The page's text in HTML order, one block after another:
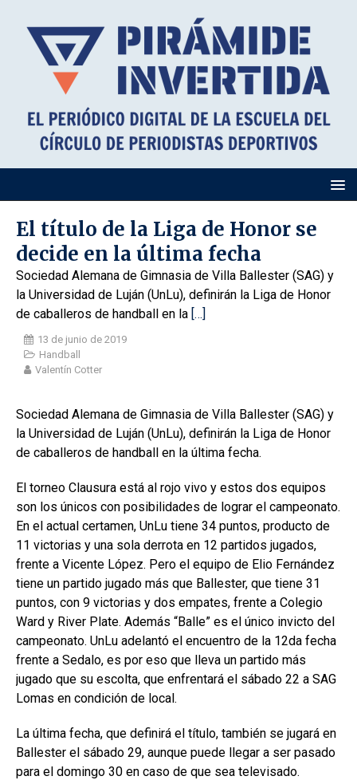
El título de la Liga de Honor se
decide en la última fecha
Sociedad Alemana de Gimnasia de Villa Ballester (SAG) y
la Universidad de Luján (UnLu), definirán la Liga de Honor
de caballeros de handball en la […]
13 de junio de 2019
Handball
Valentín Cotter
Sociedad Alemana de Gimnasia de Villa Ballester (SAG) y
la Universidad de Luján (UnLu), definirán la Liga de Honor
de caballeros de handball en la última fecha.
El torneo Clausura está al rojo vivo y estos dos equipos
son los únicos con posibilidades de lograr el campeonato.
En el actual certamen, UnLu tiene 34 puntos, producto de
11 victorias y una sola derrota en 12 partidos jugados,
frente a Vicente López. Pero el equipo de Elio Fernández
tiene un partido jugado más que Ballester, que tiene 31
puntos, con 9 victorias y dos empates, frente a Colegio
Ward y River Plate. Además “Balle” es el único invicto del
campeonato. UnLu adelantó el encuentro de la 12da fecha
frente a Sedalo, es por eso que lleva un partido más
jugado que su escolta, que enfrentará el sábado 22 a SAG
Lomas en condición de local.
La última fecha, que definirá el título, también se jugará en
Ballester el sábado 29, aunque puede llegar a ser pasado
para el domingo 30 en caso de que sea televisado.